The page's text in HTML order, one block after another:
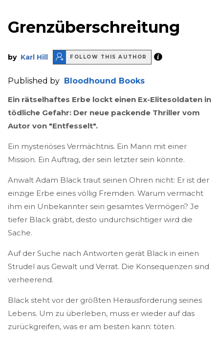
Grenzüberschreitung
by Karl Hill FOLLOW THIS AUTHOR
Published by Bloodhound Books
Ein rätselhaftes Erbe lockt einen Ex-Elitesoldaten in
tödliche Gefahr: Der neue packende Thriller vom
Autor von "Entfesselt".
Ein mysteriöses Vermächtnis. Ein Mann mit einer
Mission. Ein Auftrag, der sein letzter sein könnte.
Anwalt Adam Black traut seinen Ohren nicht: Er ist der
einzige Erbe eines völlig Fremden. Warum vermacht
ihm ein Unbekannter sein gesamtes Vermögen? Je
tiefer Black gräbt, desto undurchsichtiger wird die
Sache.
Auf der Suche nach Antworten gerät Black in einen
Strudel aus Gewalt und Verrat. Die Konsequenzen sind
verheerend.
Black steht vor der größten Herausforderung seines
Lebens. Um zu überleben, muss er wieder auf das
zurückgreifen, was er am besten kann: töten.